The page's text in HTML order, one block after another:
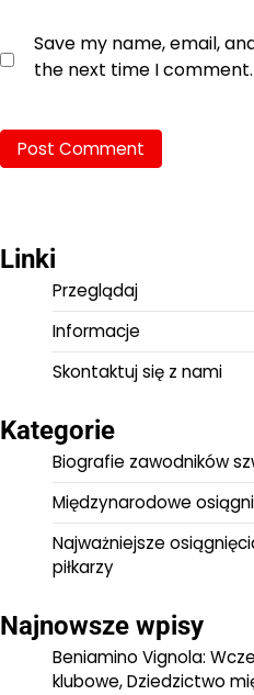
Save my name, email,
the next time I comment.
Linki
Przeglądaj
Informacje
Skontaktuj się z nami
Kategorie
Biografie zawodników
Międzynarodowe
Najważniejsze
piłkarzy
Najnowsze wpisy
Beniamino Vignola:
klubowe, Dziedzictwo